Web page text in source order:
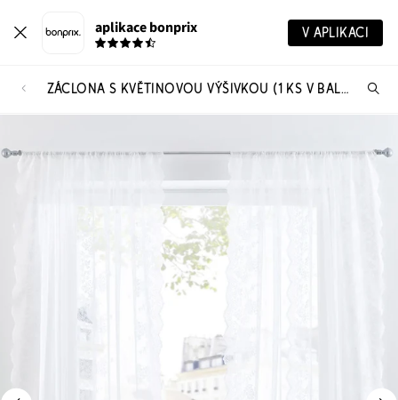
aplikace bonprix V APLIKACI
ZÁCLONA S KVĚTINOVOU VÝŠIVKOU (1 KS V BALENÍ)